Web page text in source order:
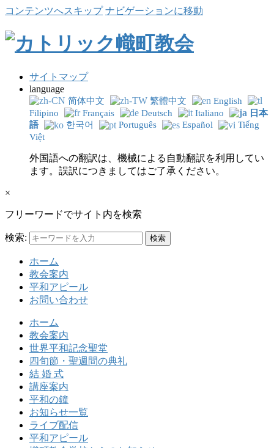
コンテンツへスキップ ナビゲーションに移動
サイトマップ
language
简体中文 繁體中文
English
Filipino
Français Deutsch Italiano
日本
語
한국어 Português Español
Tiếng
Việt
外国語への翻訳は、機械による自動翻訳を利用してい
ます。誤訳につきましてはご了承ください。
×
フリーワードでサイト内を検索
検索:
ホーム
教会案内
平和アピール
お問い合わせ
ホーム
教会案内
世界平和記念聖堂
四旬節・聖週間の典礼
結 婚 式
講座案内
平和の鐘
お知らせ一覧
ライブ配信
平和アピール